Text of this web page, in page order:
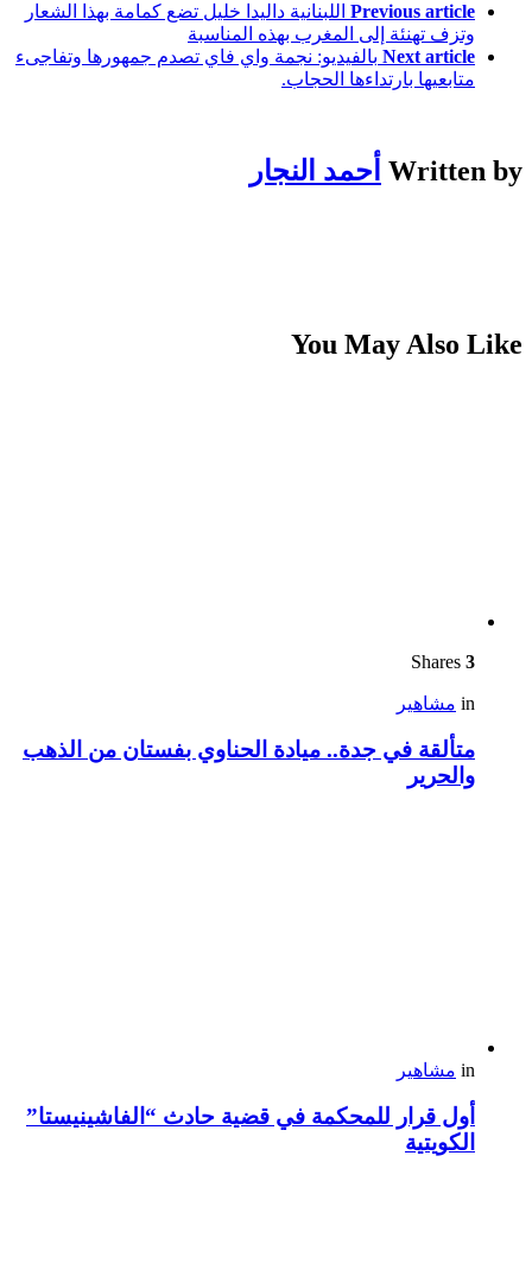
Previous article اللبنانية داليدا خليل تضع كمامة بهذا الشعار
وتزف تهنئة إلى المغرب بهذه المناسبة
Next article بالفيديو: نجمة واي فاي تصدم جمهورها وتفاجىء
متابعيها بارتداءها الحجاب.
Written by أحمد النجار
You May Also Like
3
in مشاهير
متألقة في جدة.. ميادة الحناوي بفستان من الذهب
والحرير
in مشاهير
أول قرار للمحكمة في قضية حادث “الفاشينيستا”
الكويتية